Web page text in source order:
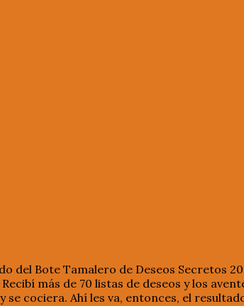
del Bote Tamalero de Deseos Secretos
más de 70 listas de deseos y los
se cociera. Ahí les va, entonces, el